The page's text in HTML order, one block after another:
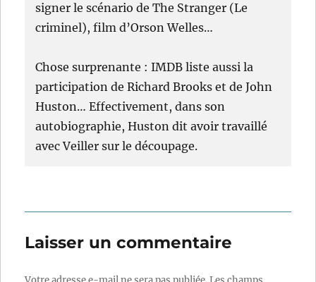
signer le scénario de The Stranger (Le
criminel), film d’Orson Welles…
Chose surprenante : IMDB liste aussi la
participation de Richard Brooks et de John
Huston… Effectivement, dans son
autobiographie, Huston dit avoir travaillé
avec Veiller sur le découpage.
Laisser un commentaire